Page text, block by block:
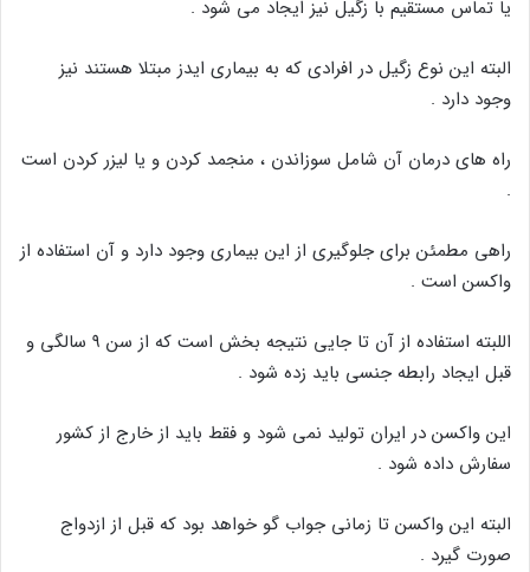
یا تماس مستقیم با زگیل نیز ایجاد می شود .
البته این نوع زگیل در افرادی که به بیماری ایدز مبتلا هستند نیز
وجود دارد .
راه های درمان آن شامل سوزاندن ، منجمد کردن و یا لیزر کردن است
.
راهی مطمئن برای جلوگیری از این بیماری وجود دارد و آن استفاده از
واکسن است .
اللبته استفاده از آن تا جایی نتیجه بخش است که از سن ۹ سالگی و
قبل ایجاد رابطه جنسی باید زده شود .
این واکسن در ایران تولید نمی شود و فقط باید از خارج از کشور
سفارش داده شود .
البته این واکسن تا زمانی جواب گو خواهد بود که قبل از ازدواج
صورت گیرد .